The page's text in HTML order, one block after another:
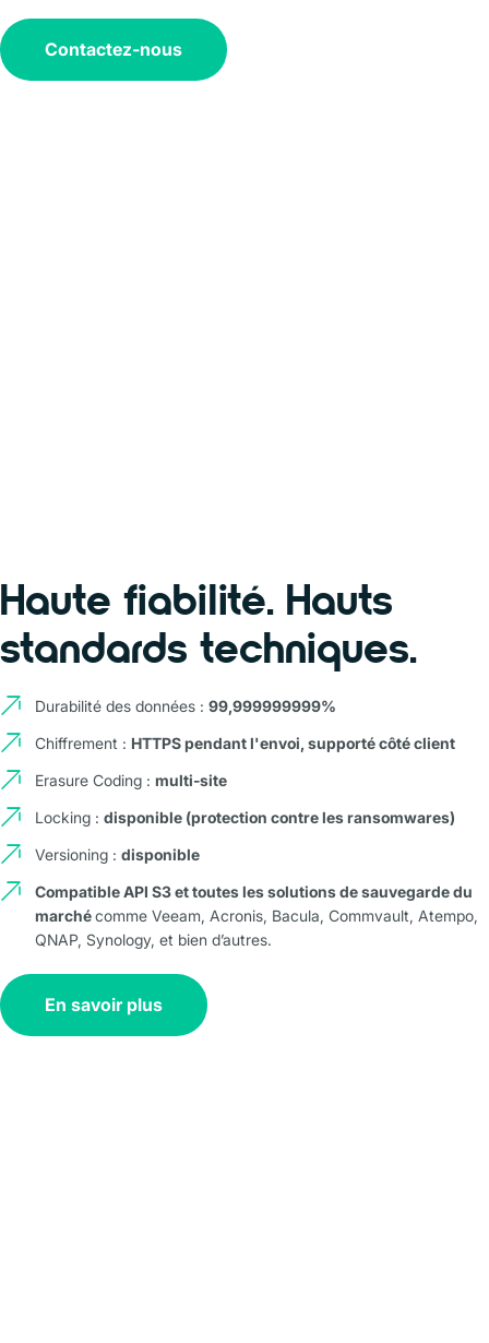
Contactez-nous
Haute fiabilité. Hauts
standards techniques.
Durabilité des données : 99,999999999%
Chiffrement : HTTPS pendant l'envoi, supporté côté client
Erasure Coding : multi-site
Locking : disponible (protection contre les ransomwares)
Versioning : disponible
Compatible API S3 et toutes les solutions de sauvegarde du
marchécomme Veeam, Acronis, Bacula, Commvault, Atempo,
QNAP, Synology, et bien d’autres.
En savoir plus